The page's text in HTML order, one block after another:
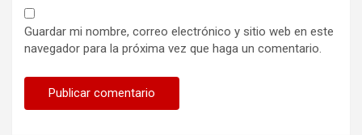
Guardar mi nombre, correo electrónico y sitio web en este
navegador para la próxima vez que haga un comentario.